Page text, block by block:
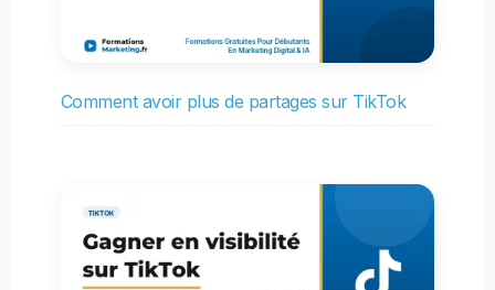
Comment avoir plus de partages sur TikTok